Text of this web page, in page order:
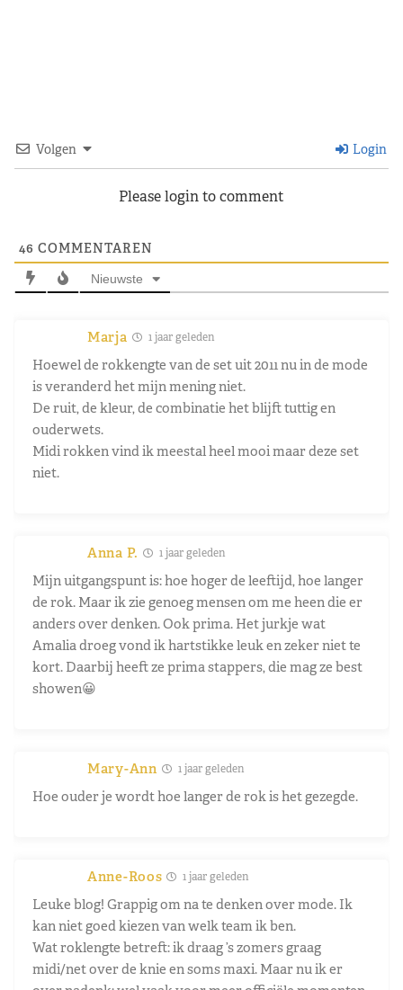
Volgen Login
Please login to comment
46 COMMENTAREN
Nieuwste
Marja 1 jaar geleden
Hoewel de rokkengte van de set uit 2011 nu in de mode
is veranderd het mijn mening niet.
De ruit, de kleur, de combinatie het blijft tuttig en
ouderwets.
Midi rokken vind ik meestal heel mooi maar deze set
niet.
Anna P. 1 jaar geleden
Mijn uitgangspunt is: hoe hoger de leeftijd, hoe langer
de rok. Maar ik zie genoeg mensen om me heen die er
anders over denken. Ook prima. Het jurkje wat
Amalia droeg vond ik hartstikke leuk en zeker niet te
kort. Daarbij heeft ze prima stappers, die mag ze best
showen😀
Mary-Ann 1 jaar geleden
Hoe ouder je wordt hoe langer de rok is het gezegde.
Anne-Roos 1 jaar geleden
Leuke blog! Grappig om na te denken over mode. Ik
kan niet goed kiezen van welk team ik ben.
Wat roklengte betreft: ik draag ’s zomers graag
midi/net over de knie en soms maxi. Maar nu ik er